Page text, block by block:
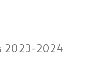
2023-2024